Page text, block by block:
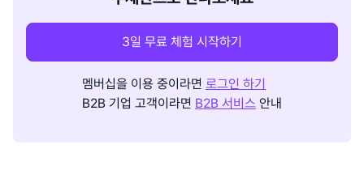
3일 무료 체험 시작하기
멤버십을 이용 중이라면 로그인 하기
B2B 기업 고객이라면 B2B 서비스 안내